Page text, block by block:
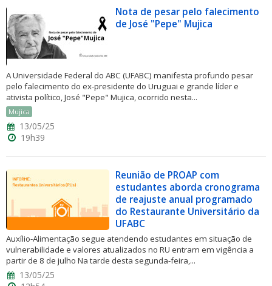
Nota de pesar pelo falecimento
de José "Pepe" Mujica
A Universidade Federal do ABC (UFABC) manifesta profundo pesar
pelo falecimento do ex-presidente do Uruguai e grande líder e
ativista político, José "Pepe" Mujica, ocorrido nesta...
Mujica
13/05/25
19h39
Reunião de PROAP com
estudantes aborda cronograma
de reajuste anual programado
do Restaurante Universitário da
UFABC
Auxílio-Alimentação segue atendendo estudantes em situação de
vulnerabilidade e valores atualizados no RU entram em vigência a
partir de 8 de julho Na tarde desta segunda-feira,...
13/05/25